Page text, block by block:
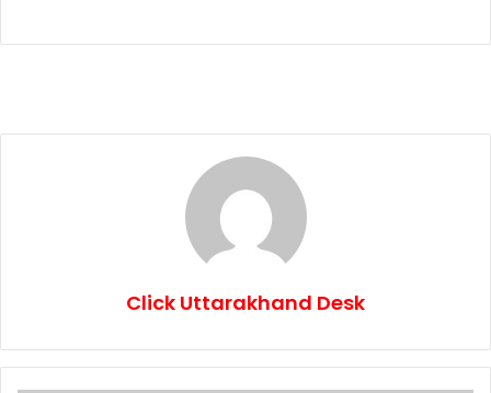
Click Uttarakhand Desk